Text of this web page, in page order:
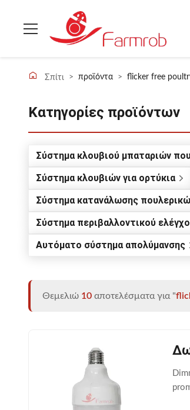
Σπίτι > προϊόντα > flicker free
Κατηγορίες προϊόντων
Σύστημα κλουβιού μπαταριών
Σύστημα κλουβιών για ορτύκια
Σύστημα κατανάλωσης
Σύστημα περιβαλλοντικού
Αυτόματο σύστημα απολύμανσης
Θεμελιώ 10 αποτελέσματα για "